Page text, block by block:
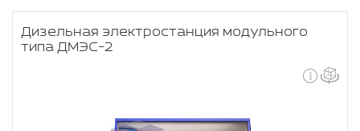
Дизельная электростанция модульного
типа ДМЭС-2